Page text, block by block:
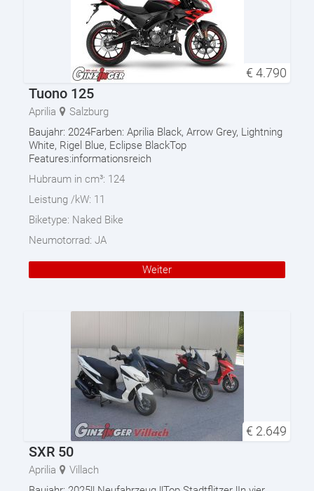
€ 4.790
Tuono 125
Aprilia
Salzburg
Baujahr: 2024Farben: Aprilia Black, Arrow Grey, Lightning
White, Rigel Blue, Eclipse BlackTop
Features:informationsreich
Hubraum in cm³: 124
Leistung /kW: 11
Biketype: Naked Bike
Neumotorrad: JA
Weiter
€ 2.649
SXR 50
Aprilia
Villach